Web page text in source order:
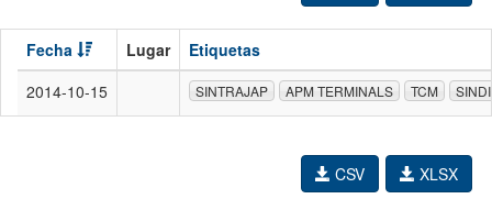
Fecha Lugar
Etiquetas
2014-10-15
SINTRAJAP APM TERMINALS TCM
XLSX
CSV